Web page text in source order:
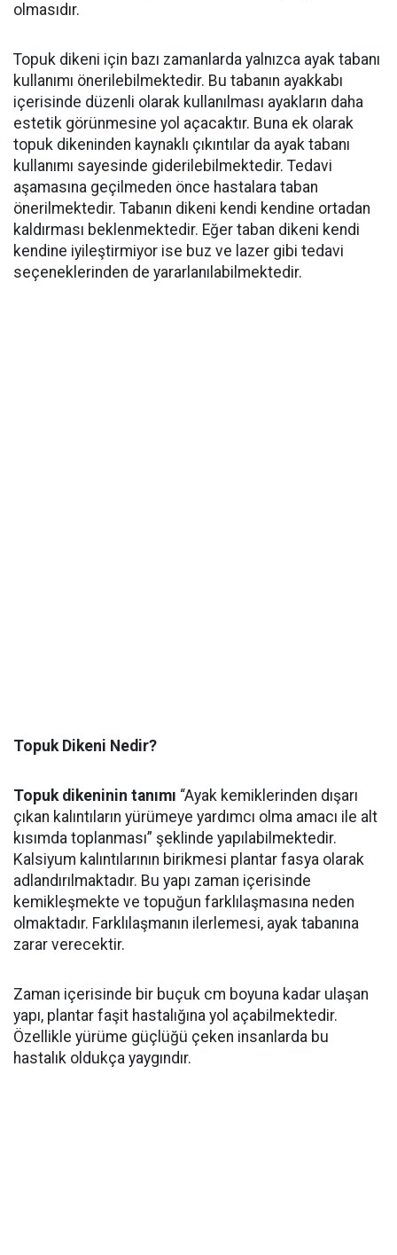
olmasıdır.
Topuk dikeni için bazı zamanlarda yalnızca ayak tabanı
kullanımı önerilebilmektedir. Bu tabanın ayakkabı
içerisinde düzenli olarak kullanılması ayakların daha
estetik görünmesine yol açacaktır. Buna ek olarak
topuk dikeninden kaynaklı çıkıntılar da ayak tabanı
kullanımı sayesinde giderilebilmektedir. Tedavi
aşamasına geçilmeden önce hastalara taban
önerilmektedir. Tabanın dikeni kendi kendine ortadan
kaldırması beklenmektedir. Eğer taban dikeni kendi
kendine iyileştirmiyor ise buz ve lazer gibi tedavi
seçeneklerinden de yararlanılabilmektedir.
Topuk Dikeni Nedir?
Topuk dikeninin tanımı “Ayak kemiklerinden dışarı
çıkan kalıntıların yürümeye yardımcı olma amacı ile alt
kısımda toplanması” şeklinde yapılabilmektedir.
Kalsiyum kalıntılarının birikmesi plantar fasya olarak
adlandırılmaktadır. Bu yapı zaman içerisinde
kemikleşmekte ve topuğun farklılaşmasına neden
olmaktadır. Farklılaşmanın ilerlemesi, ayak tabanına
zarar verecektir.
Zaman içerisinde bir buçuk cm boyuna kadar ulaşan
yapı, plantar faşit hastalığına yol açabilmektedir.
Özellikle yürüme güçlüğü çeken insanlarda bu
hastalık oldukça yaygındır.